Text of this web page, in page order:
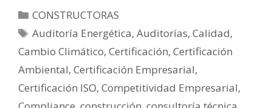
CONSTRUCTORAS
Auditoría Energética,Auditorías,Calidad,
Cambio Climático, Certificación, Certificación
Ambiental, Certificación Empresarial,
Certificación ISO, Competitividad Empresarial,